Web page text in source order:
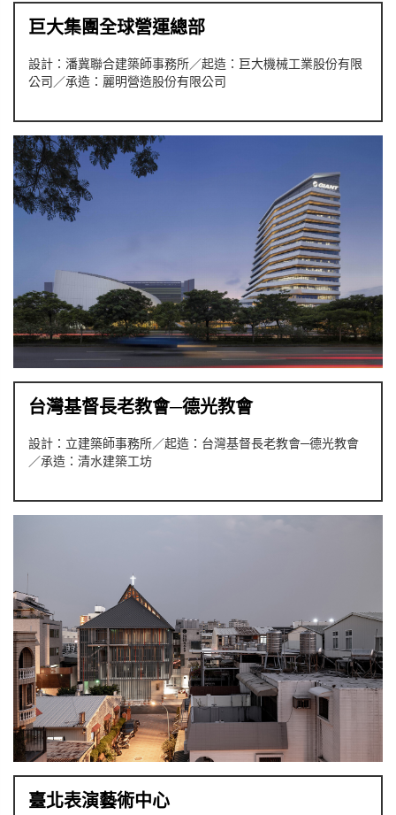
巨大集團全球營運總部
設計：潘冀聯合建築師事務所／起造：巨大機械工業股份有限
公司／承造：麗明營造股份有限公司
台灣基督長老教會─德光教會
設計：立建築師事務所／起造：台灣基督長老教會─德光教會
／承造：清水建築工坊
臺北表演藝術中心